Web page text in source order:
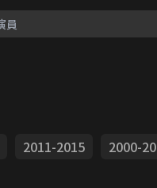
2011-2015 2000-